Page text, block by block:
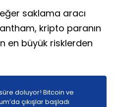
saklama aracı
kripto paranın
en büyük risklerden
doluyor! Bitcoin ve
çıkışlar başladı